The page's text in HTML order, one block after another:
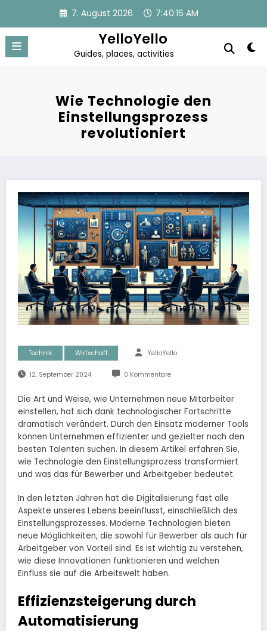
springen
7. August 2026 7:40:16 AM
YelloYello
Guides, places, activities
Wie Technologie den
Einstellungsprozess
revolutioniert
Technik Wirtschaft YelloYello
12. September 2024 0 Kommentare
Die Art und Weise, wie Unternehmen neue Mitarbeiter
einstellen, hat sich dank technologischer Fortschritte
dramatisch verändert. Durch den Einsatz moderner Tools
können Unternehmen effizienter und gezielter nach den
besten Talenten suchen. In diesem Artikel erfahren Sie,
wie Technologie den Einstellungsprozess transformiert
und was das für Bewerber und Arbeitgeber bedeutet.
In den letzten Jahren hat die Digitalisierung fast alle
Aspekte unseres Lebens beeinflusst, einschließlich des
Einstellungsprozesses. Moderne Technologien bieten
neue Möglichkeiten, die sowohl für Bewerber als auch für
Arbeitgeber von Vorteil sind. Es ist wichtig zu verstehen,
wie diese Innovationen funktionieren und welchen
Einfluss sie auf die Arbeitswelt haben.
Effizienzsteigerung durch
Automatisierung